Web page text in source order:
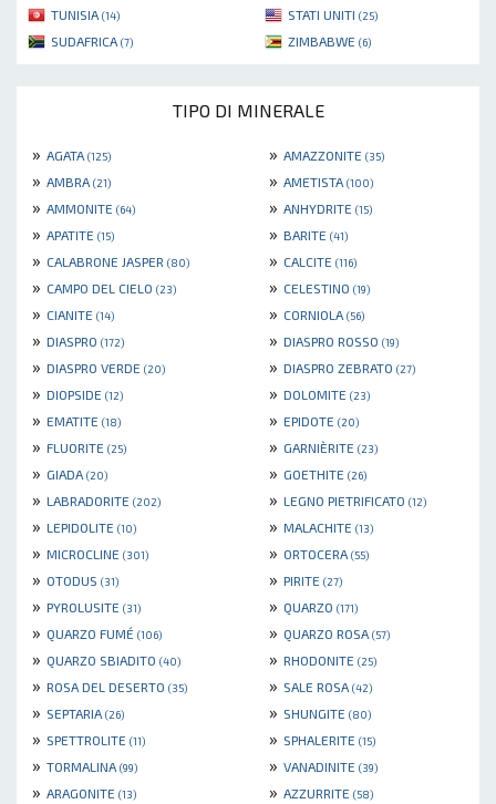
TUNISIA (14) STATI UNITI (25)
SUDAFRICA (7) ZIMBABWE (6)
TIPO DI MINERALE
» AGATA (125) » AMAZZONITE (35)
» AMBRA (21) » AMETISTA (100)
» AMMONITE (64) » ANHYDRITE (15)
» APATITE (15) » BARITE (41)
» CALABRONE JASPER (80) » CALCITE (116)
» CAMPO DEL CIELO (23) » CELESTINO (19)
» CIANITE (14) » CORNIOLA (56)
» DIASPRO (172) » DIASPRO ROSSO (19)
» DIASPRO VERDE (20) » DIASPRO ZEBRATO (27)
» DIOPSIDE (12) » DOLOMITE (23)
» EMATITE (18) » EPIDOTE (20)
» FLUORITE (25) » GARNIÈRITE (23)
» GIADA (20) » GOETHITE (26)
» LABRADORITE (202) » LEGNO PIETRIFICATO (12)
» LEPIDOLITE (10) » MALACHITE (13)
» MICROCLINE (301) » ORTOCERA (55)
» OTODUS (31) » PIRITE (27)
» PYROLUSITE (31) » QUARZO (171)
» QUARZO FUMÉ (106) » QUARZO ROSA (57)
» QUARZO SBIADITO (40) » RHODONITE (25)
» ROSA DEL DESERTO (35) » SALE ROSA (42)
» SEPTARIA (26) » SHUNGITE (80)
» SPETTROLITE (11) » SPHALERITE (15)
» TORMALINA (99) » VANADINITE (39)
» ARAGONITE (13) » AZZURRITE (58)